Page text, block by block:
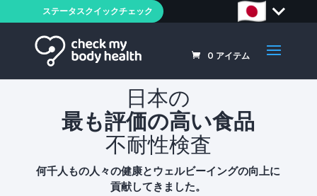
ステータスクイックチェック
0 アイテム
日本の
最も評価の高い食品
不耐性検査
何千人もの人々の健康とウェルビーイングの向上に
貢献してきました。